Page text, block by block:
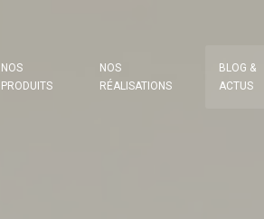
NOS
PRODUITS
NOS
RÉALISATIONS
BLOG &
ACTUS